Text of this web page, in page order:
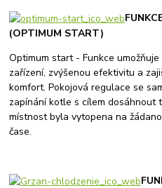
(OPTIMUM START)
Optimum start - Funkce
zařízení, zvýšenou efektivitu a
komfort. Pokojová regulace se
zapínání kotle s cílem dosáhnout
místnost byla vytopena na
čase.